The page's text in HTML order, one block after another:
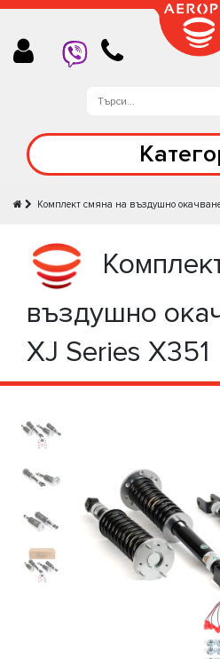
Комплект смяна на въздушно
въздушно
XJ Series X351